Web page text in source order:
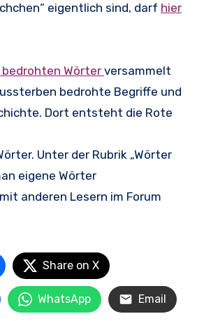
eigentlich sind, darf hier
bedrohten Wörter versammelt
bedrohte Begriffe und
Dort entsteht die Rote
Unter der Rubrik „Wörter
eigene Wörter
anderen Lesern im Forum
Share on X
WhatsApp Email